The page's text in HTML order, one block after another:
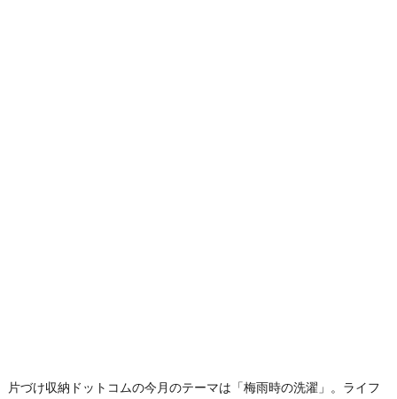
片づけ収納ドットコムの今月のテーマは「梅雨時の洗濯」。ライフ